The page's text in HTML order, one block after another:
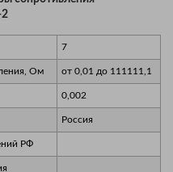
7
Ом от 0,01 до 111111,1
0,002
Россия
РФ